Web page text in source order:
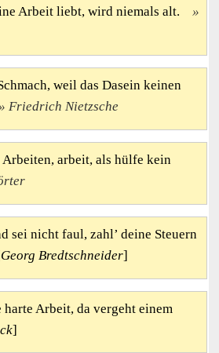
Arbeit liebt, wird niemals alt.
weil das Dasein keinen
Friedrich Nietzsche
arbeit, als hülfe kein
sei nicht faul, zahl’ deine Steuern
Georg Bredtschneider]
Arbeit, da vergeht einem
]